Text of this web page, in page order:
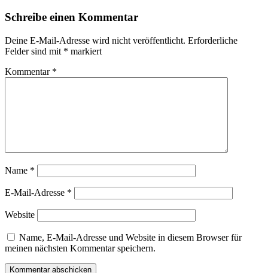
Schreibe einen Kommentar
Deine E-Mail-Adresse wird nicht veröffentlicht. Erforderliche
Felder sind mit * markiert
Kommentar *
Name *
E-Mail-Adresse *
Website
Name, E-Mail-Adresse und Website in diesem Browser für
meinen nächsten Kommentar speichern.